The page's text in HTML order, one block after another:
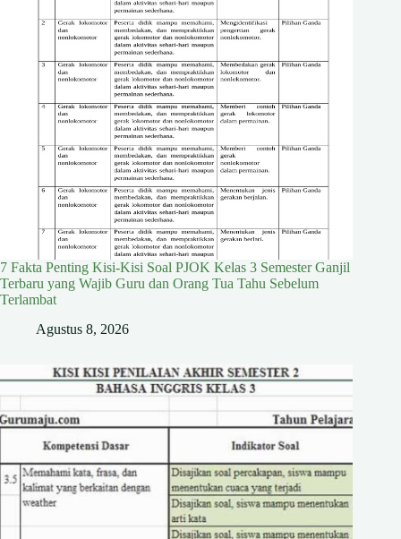
7 Fakta Penting Kisi-Kisi Soal PJOK Kelas 3 Semester Ganjil
Terbaru yang Wajib Guru dan Orang Tua Tahu Sebelum
Terlambat
Agustus 8, 2026